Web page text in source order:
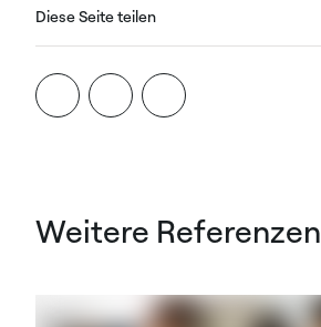
Diese Seite teilen
Weitere Referenzen